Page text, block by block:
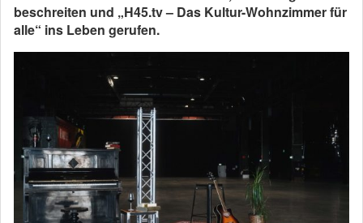
beschreiten und „H45.tv – Das Kultur-Wohnzimmer für
alle“ ins Leben gerufen.